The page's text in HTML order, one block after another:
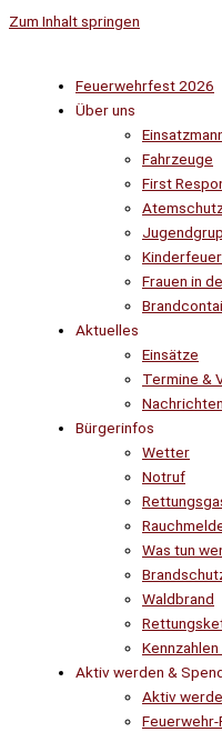
Zum Inhalt springen
Feuerwehrfest 2026
Über uns
Fahrzeuge
First
Frauen in
Aktuelles
Einsätze
Termine &
Bürgerinfos
Wetter
Notruf
Was tun
Waldbrand
Aktiv werden &
Aktiv